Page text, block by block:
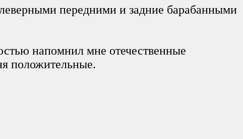
передними и задние барабанными
напомнил мне отечественные
положительные.